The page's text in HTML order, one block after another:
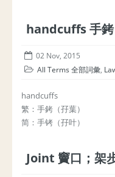
handcuffs 手銬
02 Nov, 2015
All Terms 全部詞彙,
handcuffs
繁：手銬（孖葉）
简：手铐（孖叶）
Joint 竇口；架